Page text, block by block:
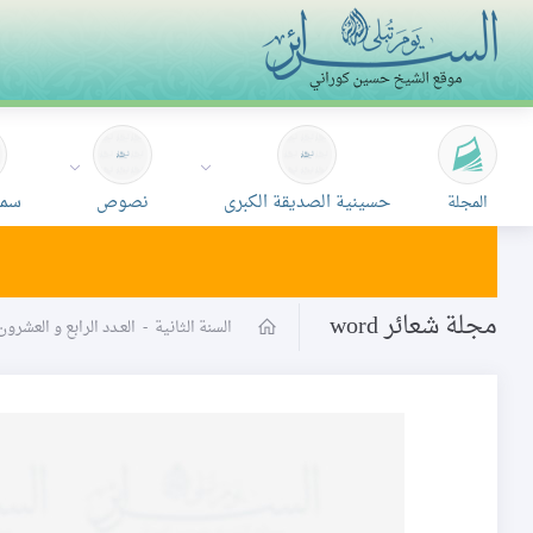
المجلة حسينية الصديقة الكبرى نصوص
مجلة شعائر word
السنة الثانية - العـدد الرابع و